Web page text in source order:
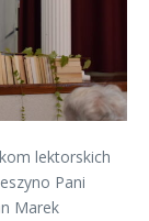
lektorskich
Pani
Marek